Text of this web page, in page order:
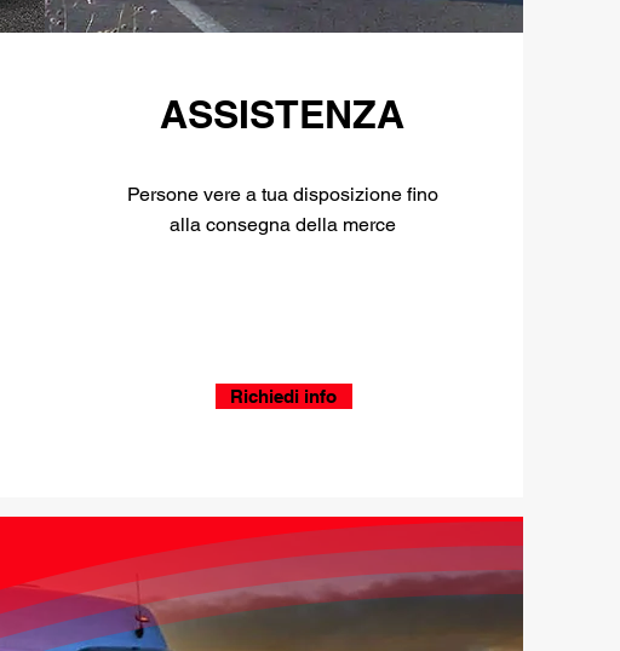
ASSISTENZA
Persone vere a tua disposizione fino
alla consegna della merce
Richiedi info